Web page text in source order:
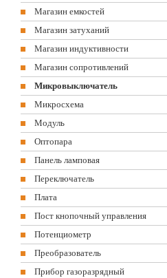
Магазин емкостей
Магазин затуханий
Магазин индуктивности
Магазин сопротивлений
Микровыключатель
Микросхема
Модуль
Оптопара
Панель ламповая
Переключатель
Плата
Пост кнопочный управления
Потенциометр
Преобразователь
Прибор газоразрядный